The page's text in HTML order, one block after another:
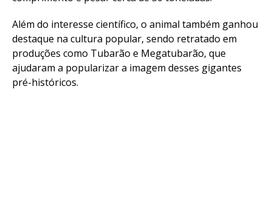
Além do interesse científico, o animal também ganhou
destaque na cultura popular, sendo retratado em
produções como Tubarão e Megatubarão, que
ajudaram a popularizar a imagem desses gigantes
pré-históricos.